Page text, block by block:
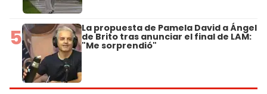
5 La propuesta de Pamela David a Ángel
de Brito tras anunciar el final de LAM:
"Me sorprendió"